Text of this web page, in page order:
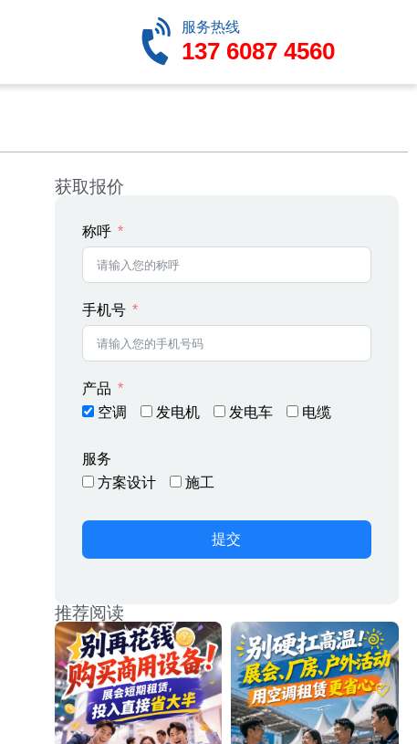
服务热线
137 6087 4560
获取报价
称呼
手机号
产品
空调
发电机 发电车 电缆
服务
方案设计
施工
提交
推荐阅读